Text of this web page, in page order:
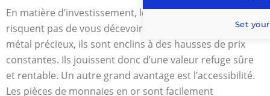
En matière d’investissement, les articles en or ne
risquent pas de vous décevoir. Grâce aux cours de ce
métal précieux, ils sont enclins à des hausses de prix
constantes. Ils jouissent donc d’une valeur refuge sûre
et rentable. Un autre grand avantage est l’accessibilité.
Les pièces de monnaies en or sont facilement
Set